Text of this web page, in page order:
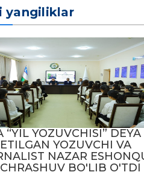
yangiliklar
“YIL YOZUVCHISI” DEYA
ETILGAN YOZUVCHI VA
NAZAR
BO'LIB O'TDI